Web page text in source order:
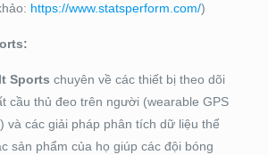
https://www.statsperform.com/)
Sports chuyên về các thiết bị theo dõi
cầu thủ đeo trên người (wearable GPS
và các giải pháp phân tích dữ liệu thể
sản phẩm của họ giúp các đội bóng